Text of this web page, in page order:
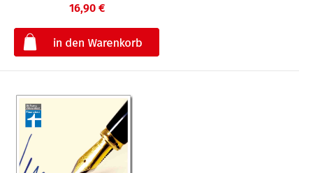
16,90 €